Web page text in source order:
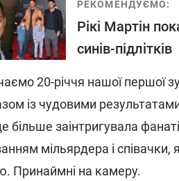
РЕКОМЕНДУЄМО:
Рікі Мартін
синів-підлітків
20-річчя нашої першої
із чудовими
більше заінтригувала
мільярдера і
Принаймні на камеру.